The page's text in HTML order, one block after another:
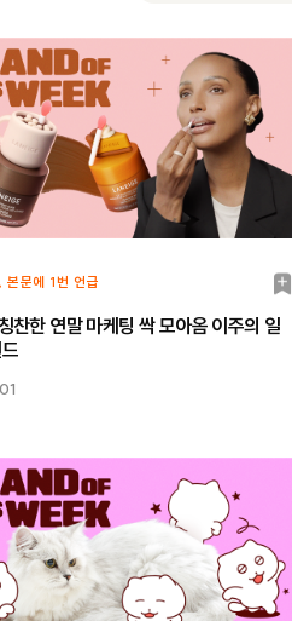
본문에 1번 언급
북
마
찬한 연말 마케팅 싹 모아옴 이주의 일